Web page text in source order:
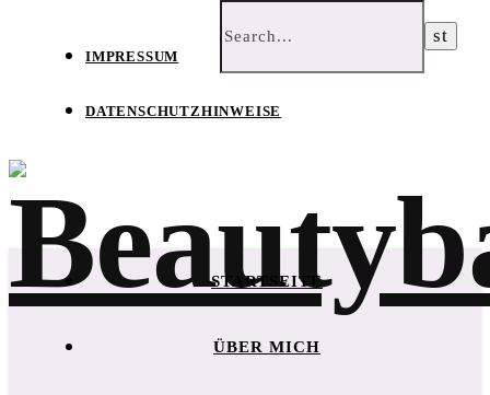
IMPRESSUM
DATENSCHUTZHINWEISE
STARTSEITE
ÜBER MICH